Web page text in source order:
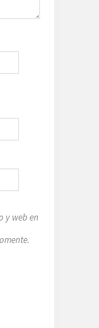
y web en